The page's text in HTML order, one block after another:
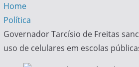
Home
Política
Governador Tarcísio de Freitas
uso de celulares em escolas